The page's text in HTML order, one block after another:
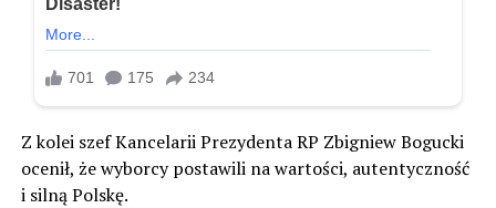
Z kolei szef Kancelarii Prezydenta RP Zbigniew Bogucki
ocenił, że wyborcy postawili na wartości, autentyczność
i silną Polskę.